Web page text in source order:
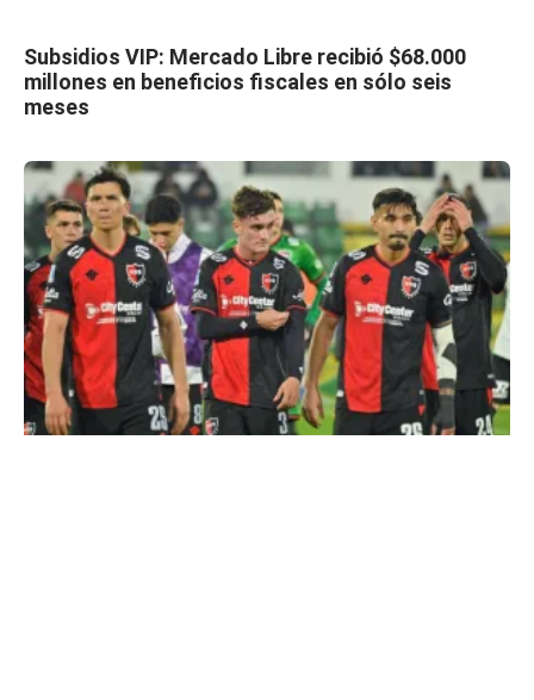
Subsidios VIP: Mercado Libre recibió $68.000
millones en beneficios fiscales en sólo seis
meses